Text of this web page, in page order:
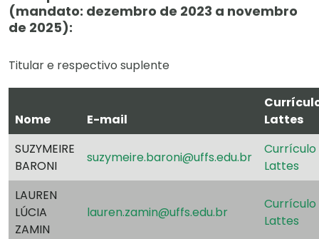
(mandato: dezembro de 2023 a novembro
de 2025):
Titular e respectivo suplente
Nome E-mail
Lattes
SUZYMEIRE
BARONI
suzymeire.baroni@uffs.edu.br
Currículo
Lattes
LAUREN
LÚCIA
ZAMIN
lauren.zamin@uffs.edu.br
Currículo
Lattes